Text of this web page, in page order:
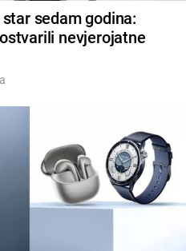
sedam godina:
nevjerojatne